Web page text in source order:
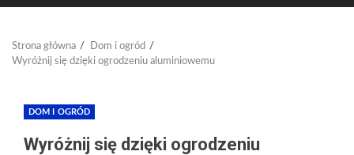
MENU
Strona główna
Dom i ogród
Wyróżnij się dzięki ogrodzeniu aluminiowemu
DOM I OGRÓD
Wyróżnij się dzięki ogrodzeniu